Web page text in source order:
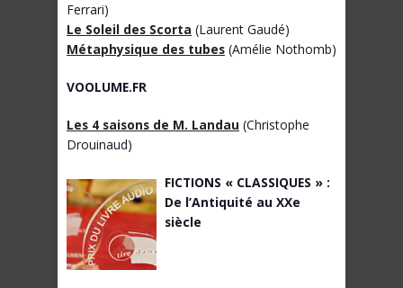
Ferrari)
Le Soleil des Scorta (Laurent Gaudé)
Métaphysique des tubes (Amélie Nothomb)
VOOLUME.FR
Les 4 saisons de M. Landau (Christophe
Drouinaud)
FICTIONS « CLASSIQUES » :
De l’Antiquité au XXe
siècle